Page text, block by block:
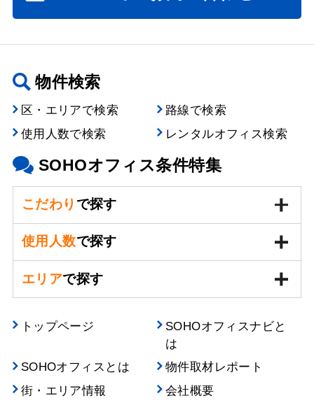
物件検索
区・エリアで検索
路線で検索
使用人数で検索
レンタルオフィス検索
SOHOオフィス条件特集
こだわり で探す
使用人数で探す
エリアで探す
トップページ
SOHOオフィスナビと
は
SOHOオフィスとは
物件取材レポート
街・エリア情報
会社概要